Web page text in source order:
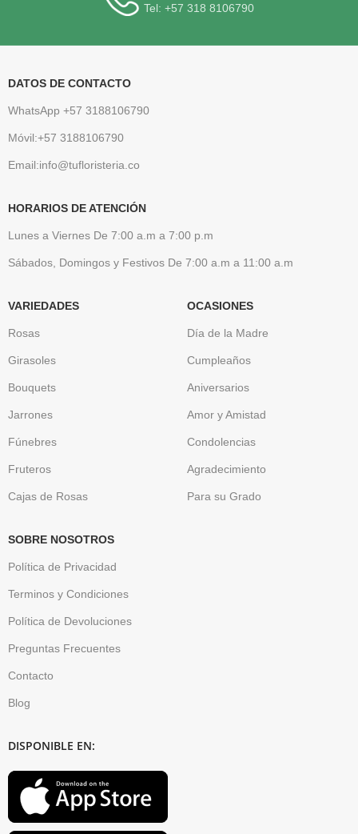
Tel: +57 318 8106790
DATOS DE CONTACTO
WhatsApp +57 3188106790
Móvil:+57 3188106790
Email:info@tufloristeria.co
HORARIOS DE ATENCIÓN
Lunes a Viernes De 7:00 a.m a 7:00 p.m
Sábados, Domingos y Festivos De 7:00 a.m a 11:00 a.m
VARIEDADES
Rosas
Girasoles
Bouquets
Jarrones
Fúnebres
Fruteros
Cajas de Rosas
OCASIONES
Día de la Madre
Cumpleaños
Aniversarios
Amor y Amistad
Condolencias
Agradecimiento
Para su Grado
SOBRE NOSOTROS
Política de Privacidad
Terminos y Condiciones
Política de Devoluciones
Preguntas Frecuentes
Contacto
Blog
DISPONIBLE EN: